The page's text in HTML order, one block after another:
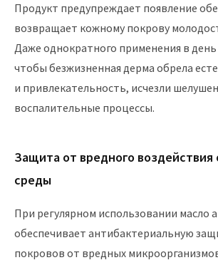
Продукт предупреждает появление
возвращает кожному покрову
Даже однократного применения в
чтобы безжизненная дерма обрела
и привлекательность, исчезли
воспалительные процессы.
Защита от вредного
среды
При регулярном использовании масло
обеспечивает антибактериальную
покровов от вредных